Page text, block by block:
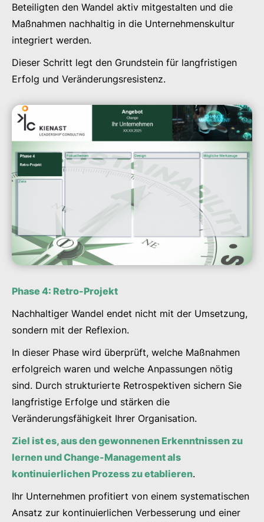
Beteiligten den Wandel aktiv mitgestalten und die
Maßnahmen nachhaltig in die Unternehmenskultur
integriert werden.
Dieser Schritt legt den Grundstein für langfristigen
Erfolg und Veränderungsresistenz.
Phase 4: Retro-Projekt
Nachhaltiger Wandel endet nicht mit der Umsetzung,
sondern mit der Reflexion.
In dieser Phase wird überprüft, welche Maßnahmen
erfolgreich waren und welche Anpassungen nötig
sind. Durch strukturierte Retrospektiven sichern Sie
langfristige Erfolge und stärken die
Veränderungsfähigkeit Ihrer Organisation.
Ziel ist es, aus den gewonnenen Erkenntnissen zu
lernen und Change-Management als
kontinuierlichen Prozess zu etablieren.
Ihr Unternehmen profitiert von einem systematischen
Ansatz zur kontinuierlichen Verbesserung und einer